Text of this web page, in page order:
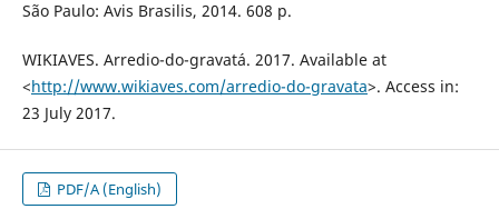
São Paulo: Avis Brasilis, 2014. 608 p.
WIKIAVES. Arredio-do-gravatá. 2017. Available at
<http://www.wikiaves.com/arredio-do-gravata>. Access in:
23 July 2017.
PDF/A (English)